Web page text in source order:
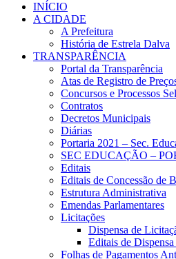
INÍCIO
A CIDADE
A Prefeitura
História de Estrela Dalva
TRANSPARÊNCIA
Portal da Transparência
Atas de Registro de
Concursos e Processos
Contratos
Decretos Municipais
Diárias
Portaria 2021 – Sec.
SEC EDUCAÇÃO –
Editais
Editais de Concessão de
Estrutura Administrativa
Emendas Parlamentares
Licitações
Dispensa de
Editais de
Folhas de Pagamentos